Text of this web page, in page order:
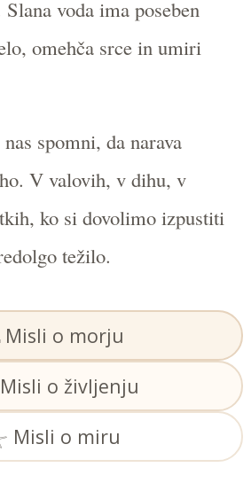
voda ima poseben
omehča srce in umiri
spomni, da narava
V valovih, v dihu, v
ko si dovolimo izpustiti
težilo.
Misli o morju
o življenju
o miru